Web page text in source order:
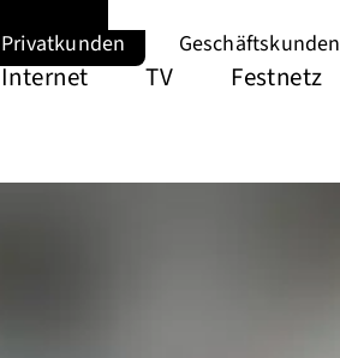
Privatkunden Geschäftskunden
Internet TV Festnetz